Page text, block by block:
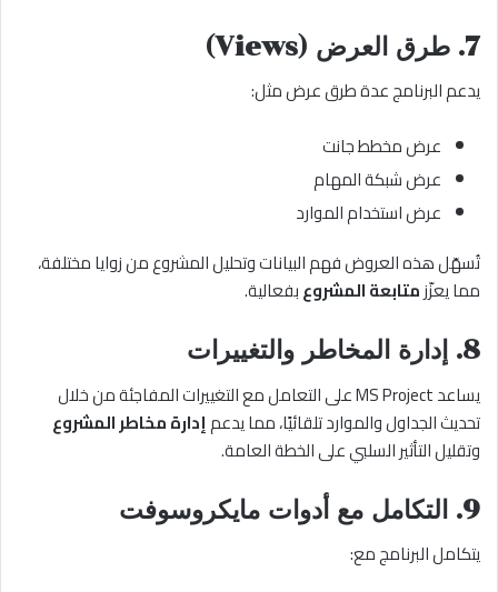
7. طرق العرض (Views)
يدعم البرنامج عدة طرق عرض مثل:
عرض مخطط جانت
عرض شبكة المهام
عرض استخدام الموارد
تُسهّل هذه العروض فهم البيانات وتحليل المشروع من زوايا مختلفة،
مما يعزّزمتابعة المشروعبفعالية.
8. إدارة المخاطر والتغييرات
يساعد MS Project على التعامل مع التغييرات المفاجئة من خلال
تحديث الجداول والموارد تلقائيًا، مما يدعمإدارة مخاطر المشروع
وتقليل التأثير السلبي على الخطة العامة.
9. التكامل مع أدوات مايكروسوفت
يتكامل البرنامج مع: